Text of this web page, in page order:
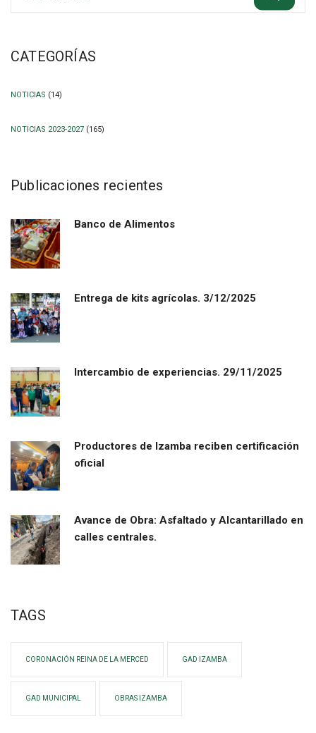
CATEGORÍAS
NOTICIAS (14)
NOTICIAS 2023-2027 (165)
Publicaciones recientes
Banco de Alimentos
Entrega de kits agrícolas. 3/12/2025
Intercambio de experiencias. 29/11/2025
Productores de Izamba reciben certificación
oficial
Avance de Obra: Asfaltado y Alcantarillado en
calles centrales.
TAGS
CORONACIÓN REINA DE LA MERCED GAD IZAMBA
GAD MUNICIPAL OBRAS IZAMBA